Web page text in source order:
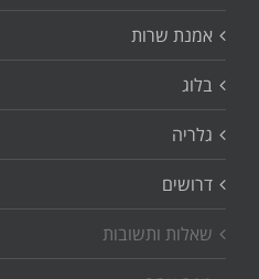
אמנת שרות
בלוג
גלריה
דרושים
שאלות ותשובות